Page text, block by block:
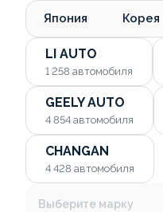
Япония Корея
LI AUTO
1 258 автомобиля
GEELY AUTO
4 854 автомобиля
CHANGAN
4 428 автомобиля
Выберите марку